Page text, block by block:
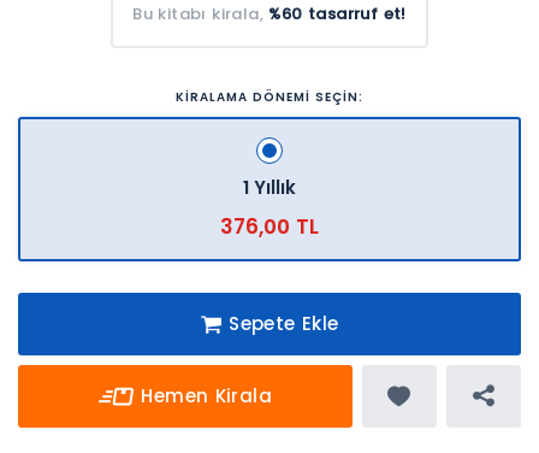
Bu kitabı kirala, %60 tasarruf et!
KİRALAMA DÖNEMİ SEÇİN:
1 Yıllık
376,00 TL
Sepete Ekle
Hemen Kirala